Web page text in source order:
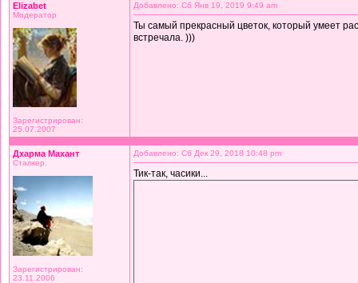
Elizabet
Модератор
Зарегистрирован:
25.07.2007
Добавлено: Сб Янв 19, 2019 9:49 am
Ты самый прекрасный цветок, который умеет
встречала. )))
Дхарма Махант
Сталкер.
Зарегистрирован:
23.11.2006
Добавлено: Сб Дек 29, 2018 10:48 pm
Тик-так, часики...